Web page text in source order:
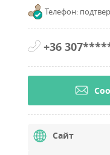
Телефон:
+36
Сайт